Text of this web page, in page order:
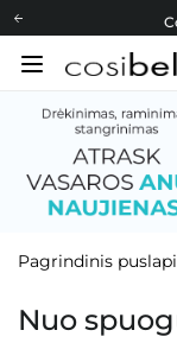
Pagrindinis
Nuo